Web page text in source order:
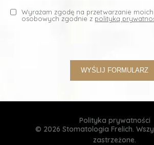
Wyrażam zgodę na przetwarzanie
osobowych zgodnie z polityką
WYŚLIJ FORMULARZ
Polityka prywatności
© 2026 Stomatologia Frelich.
zastrzeżone.